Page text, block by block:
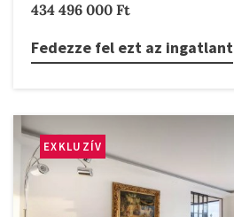
434 496 000 Ft
Fedezze fel ezt az ingatlant
EXKLUZÍV